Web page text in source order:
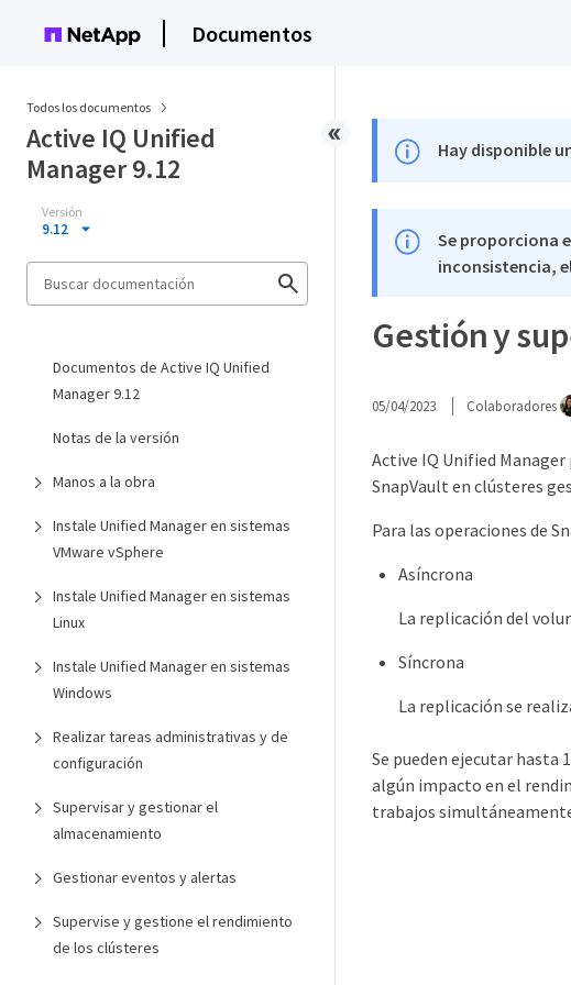
Documentos
Todos los documentos
Active IQ Unified
Manager 9.12
Versión
9.12
Documentos de Active IQ Unified
Manager 9.12
Notas de la versión
Manos a la obra
Instale Unified Manager en sistemas
VMware vSphere
Instale Unified Manager en sistemas
Linux
Instale Unified Manager en sistemas
Windows
Realizar tareas administrativas y de
configuración
Supervisar y gestionar el
almacenamiento
Gestionar eventos y alertas
Supervise y gestione el rendimiento
de los clústeres
Hay disponible
Se proporciona
inconsistencia,
Gestión y
05/04/2023 Colaboradores
Active IQ Unified
SnapVault en clústeres
Para las operaciones de
Asíncrona
La replicación del
Síncrona
La replicación se
Se pueden ejecutar hasta
algún impacto en el
trabajos